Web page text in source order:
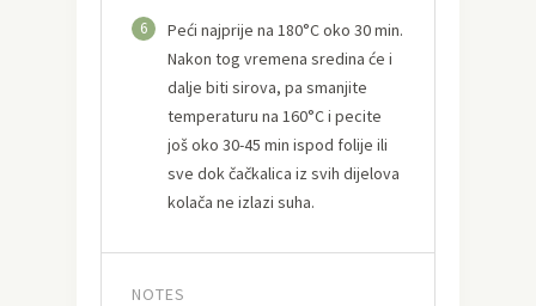
6
Peći najprije na 180°C oko 30 min.
Nakon tog vremena sredina će i
dalje biti sirova, pa smanjite
temperaturu na 160°C i pecite
još oko 30-45 min ispod folije ili
sve dok čačkalica iz svih dijelova
kolača ne izlazi suha.
NOTES